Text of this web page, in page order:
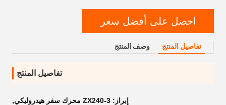
احصل على أفضل سعر
تفاصيل المنتج وصف المنتج
تفاصيل المنتج
إبراز: ZX240-3 محرك سفر هيدروليكي
,